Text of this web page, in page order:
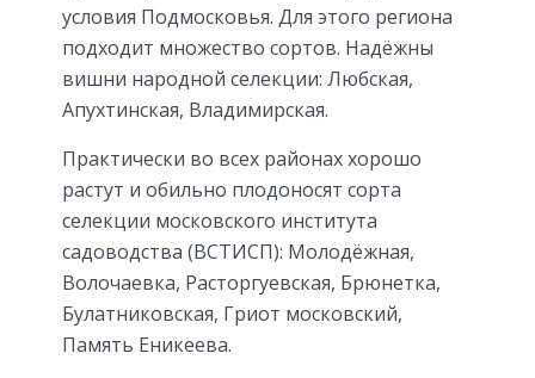
условия Подмосковья. Для этого региона
подходит множество сортов. Надёжны
вишни народной селекции: Любская,
Апухтинская, Владимирская.
Практически во всех районах хорошо
растут и обильно плодоносят сорта
селекции московского института
садоводства (ВСТИСП): Молодёжная,
Волочаевка, Расторгуевская, Брюнетка,
Булатниковская, Гриот московский,
Память Еникеева.